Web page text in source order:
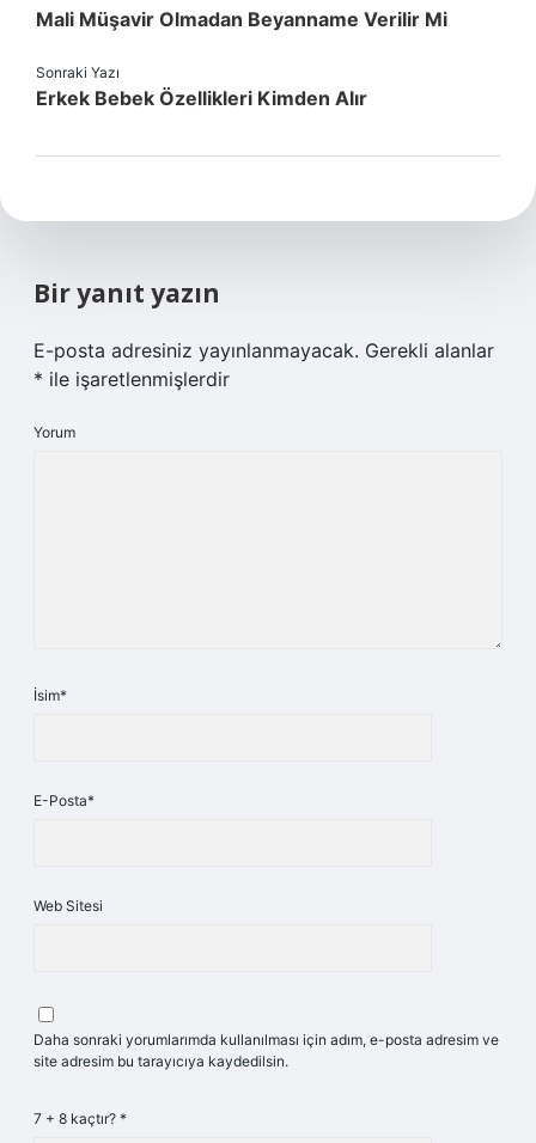
Mali Müşavir Olmadan Beyanname Verilir Mi
Sonraki Yazı
Erkek Bebek Özellikleri Kimden Alır
Bir yanıt yazın
E-posta adresiniz yayınlanmayacak. Gerekli alanlar
* ile işaretlenmişlerdir
Yorum
İsim*
E-Posta*
Web Sitesi
Daha sonraki yorumlarımda kullanılması için adım, e-posta adresim ve
site adresim bu tarayıcıya kaydedilsin.
7 + 8 kaçtır? *